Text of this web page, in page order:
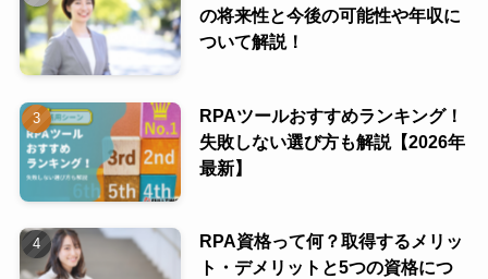
の将来性と今後の可能性や年収に
ついて解説！
RPAツールおすすめランキング！
失敗しない選び方も解説【2026年
最新】
RPA資格って何？取得するメリッ
ト・デメリットと5つの資格につ